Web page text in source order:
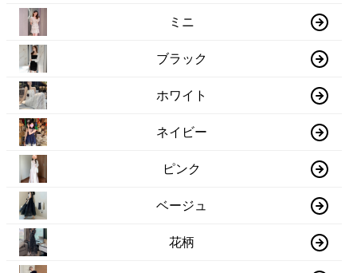
ミニ
ブラック
ホワイト
ネイビー
ピンク
ベージュ
花柄